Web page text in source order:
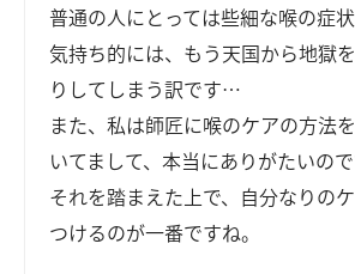
普通の人にとっては些細な喉の症
気持ち的には、もう天国から地獄
りしてしまう訳です…
また、私は師匠に喉のケアの方法
いてまして、本当にありがたいので
それを踏まえた上で、自分なりの
つけるのが一番ですね。